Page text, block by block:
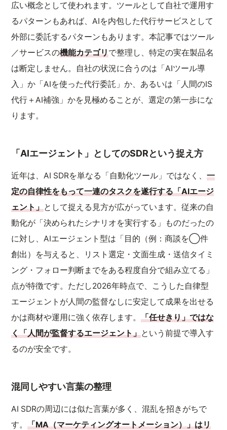
広い概念として使われます。ツールとして自社で運用す
るパターンもあれば、AIを内包した代行サービスとして
外部に委託するパターンもあります。本記事ではツール
／サービスの機能カテゴリで整理し、特定の実在製品名
は断定しません。自社の状況に合うのは「AIツール導
入」か「AIを使った代行委託」か、あるいは「人間のIS
代行＋AI補強」かを見極めることが、選定の第一歩にな
ります。
「AIエージェント」としてのSDRという捉え方
近年は、AI SDRを単なる「自動化ツール」ではなく、一
定の自律性をもって一連のタスクを遂行する「AIエージ
ェント」として捉える見方が広がっています。従来の自
動化が「決められたシナリオを実行する」ものだったの
に対し、AIエージェント型は「目的（例：商談を◯件
創出）を与えると、リスト選定・文面生成・送信タイミ
ング・フォロー判断までをある程度自分で組み立てる」
点が特徴です。ただし2026年時点で、こうした自律型
エージェントが人間の監督なしに安定して成果を出せる
かは商材や運用に強く依存します。「任せきり」ではな
く「人間が監督するエージェント」という前提で導入す
るのが安全です。
混同しやすい言葉の整理
AI SDRの周辺には似た言葉が多く、混乱を招きがちで
す。「MA（マーケティングオートメーション）」はリ